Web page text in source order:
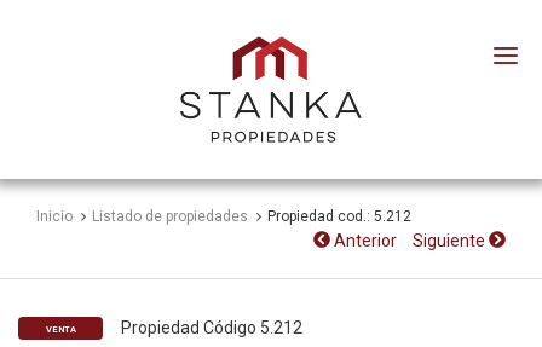
Propiedades
Inicio Listado de propiedades Propiedad cod.: 5.212
Anterior Siguiente
VENTA Propiedad Código 5.212